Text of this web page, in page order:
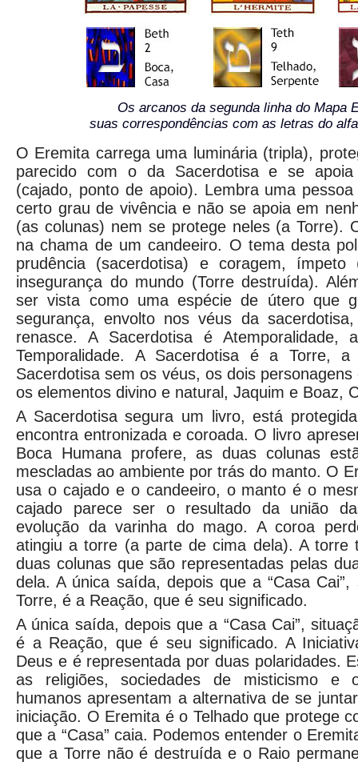
Os arcanos da segunda linha do Mapa
suas correspondências com as letras do
O Eremita carrega uma luminária (tripla),
parecido com o da Sacerdotisa e se
(cajado, ponto de apoio). Lembra uma
certo grau de vivência e não se apoia em
(as colunas) nem se protege neles (a Torre).
na chama de um candeeiro. O tema desta
prudência (sacerdotisa) e coragem,
insegurança do mundo (Torre destruída).
ser vista como uma espécie de útero que
segurança, envolto nos véus da
renasce. A Sacerdotisa é Atemporalidade,
Temporalidade. A Sacerdotisa é a Torre,
Sacerdotisa sem os véus, os dois
os elementos divino e natural, Jaquim e Boaz,
A Sacerdotisa segura um livro, está
encontra entronizada e coroada. O livro
Boca Humana profere, as duas colunas
mescladas ao ambiente por trás do manto. O
usa o cajado e o candeeiro, o manto é o
cajado parece ser o resultado da união
evolução da varinha do mago. A coroa
atingiu a torre (a parte de cima dela). A torre
duas colunas que são representadas pelas
dela. A única saída, depois que a “Casa
Torre, é a Reação, que é seu significado.
A única saída, depois que a “Casa Cai”,
é a Reação, que é seu significado. A
Deus e é representada por duas polaridades.
as religiões, sociedades de misticismo e
humanos apresentam a alternativa de se
iniciação. O Eremita é o Telhado que protege
que a “Casa” caia. Podemos entender o
que a Torre não é destruída e o Raio